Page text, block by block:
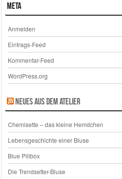
Meta
Anmelden
Eintrags-Feed
Kommentar-Feed
WordPress.org
Neues aus dem Atelier
Chemisette – das kleine Hemdchen
Lebensgeschichte einer Bluse
Blue Pillbox
Die Trendsetter-Bluse